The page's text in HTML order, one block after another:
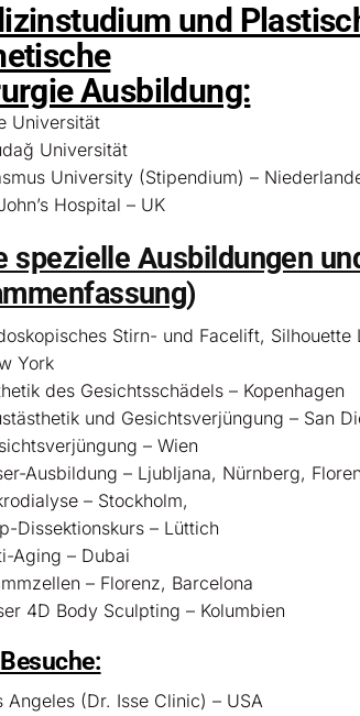
und
Ausbildung:
Universität
Universität
University (Stipendium) –
Hospital – UK
spezielle Ausbildungen
Stirn- und Facelift, Silhouette
York
des Gesichtsschädels – Kopenhagen
und Gesichtsverjüngung – San
– Wien
Ausbildung – Ljubljana, Nürnberg,
– Stockholm,
Dissektionskurs – Lüttich
Aging – Dubai
– Florenz, Barcelona
4D Body Sculpting – Kolumbien
Angeles (Dr. Isse Clinic) – USA